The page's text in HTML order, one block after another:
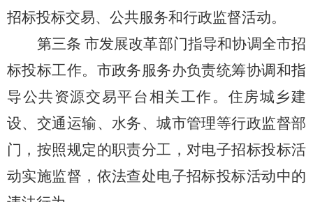
招标投标交易、公共服务和行政监督活动。
第三条 市发展改革部门指导和协调全市招
标投标工作。市政务服务办负责统筹协调和指
导公共资源交易平台相关工作。住房城乡建
设、交通运输、水务、城市管理等行政监督部
门，按照规定的职责分工，对电子招标投标活
动实施监督，依法查处电子招标投标活动中的